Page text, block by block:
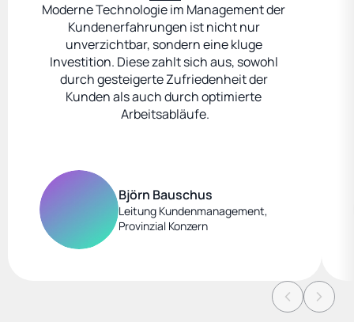
Moderne Technologie im Management der
Kundenerfahrungen ist nicht nur
unverzichtbar, sondern eine kluge
Investition. Diese zahlt sich aus, sowohl
durch gesteigerte Zufriedenheit der
Kunden als auch durch optimierte
Arbeitsabläufe.
Björn Bauschus
Leitung Kundenmanagement,
Provinzial Konzern